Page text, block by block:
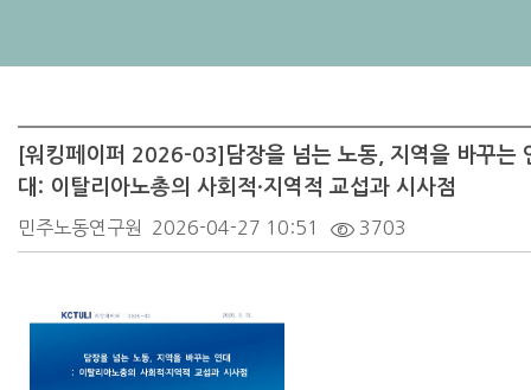
[워킹페이퍼 2026-03]담장을 넘는 노동, 지역을 바꾸는
대: 이탈리아노총의 사회적·지역적 교섭과 시사점
민주노동연구원 2026-04-27 10:51 3703